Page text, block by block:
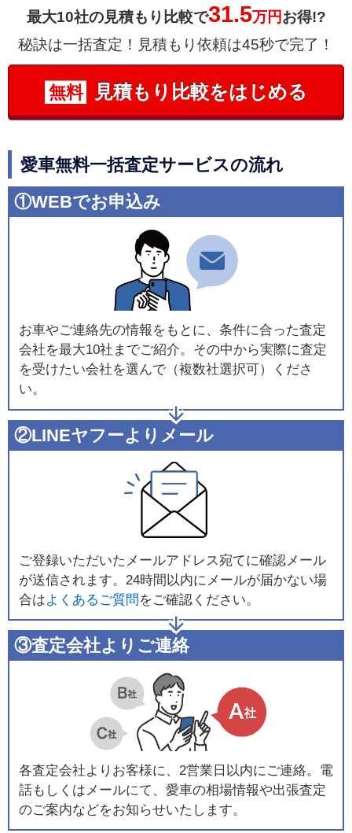
最大10社の見積もり比較で31.5万円お得!?
秘訣は一括査定！見積もり依頼は45秒で完了！
無料 見積もり比較をはじめる
愛車無料一括査定サービスの流れ
①WEBでお申込み
お車やご連絡先の情報をもとに、条件に合った査定
会社を最大10社までご紹介。その中から実際に査定
を受けたい会社を選んで（複数社選択可）くださ
い。
②LINEヤフーよりメール
ご登録いただいたメールアドレス宛てに確認メール
が送信されます。24時間以内にメールが届かない場
合はよくあるご質問 をご確認ください。
③査定会社よりご連絡
各査定会社よりお客様に、2営業日以内にご連絡。電
話もしくはメールにて、愛車の相場情報や出張査定
のご案内などをお知らせいたします。